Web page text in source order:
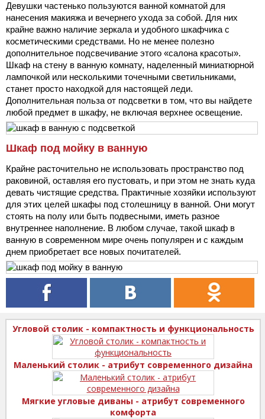
Девушки частенько пользуются ванной комнатой для
нанесения макияжа и вечернего ухода за собой. Для них
крайне важно наличие зеркала и удобного шкафчика с
косметическими средствами. Но не менее полезно
дополнительное подсвечивание этого «салона красоты».
Шкаф на стену в ванную комнату, наделенный миниатюрной
лампочкой или несколькими точечными светильниками,
станет просто находкой для настоящей леди.
Дополнительная польза от подсветки в том, что вы найдете
любой предмет в шкафу, не включая верхнее освещение.
Шкаф под мойку в ванную
Крайне расточительно не использовать пространство под
раковиной, оставляя его пустовать, и при этом не знать куда
девать чистящие средства. Практичные хозяйки используют
для этих целей шкафы под столешницу в ванной. Они могут
стоять на полу или быть подвесными, иметь разное
внутреннее наполнение. В любом случае, такой шкаф в
ванную в современном мире очень популярен и с каждым
днем приобретает все новых почитателей.
Угловой столик - компактность и функциональность
Маленький столик - атрибут современного дизайна
Мягкие угловые диваны - атрибут современного
комфорта